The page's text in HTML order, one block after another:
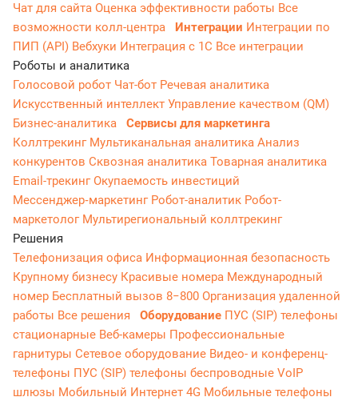
Чат для сайта Оценка эффективности работы Все
возможности колл-центра
Интеграции Интеграции по
ПИП (API) Вебхуки Интеграция с 1С Все интеграции
Роботы и аналитика
Голосовой робот Чат-бот Речевая аналитика
Искусственный интеллект Управление качеством (QM)
Бизнес-аналитика
Сервисы для маркетинга
Коллтрекинг Мультиканальная аналитика Анализ
конкурентов Сквозная аналитика Товарная аналитика
Email-трекингОкупаемость инвестиций
Мессенджер‑маркетинг Робот-аналитик Робот-
маркетолог Мультирегиональный коллтрекинг
Решения
Телефонизация офиса Информационная безопасность
Крупному бизнесу Красивые номера Международный
номер Бесплатный вызов 8−800 Организация удаленной
работы Все решения Оборудование ПУС (SIP) телефоны
стационарные Веб-камеры Профессиональные
гарнитуры Сетевое оборудование Видео- и конференц-
телефоны ПУС (SIP) телефоны беспроводные VoIP
шлюзы Мобильный Интернет 4G Мобильные телефоны